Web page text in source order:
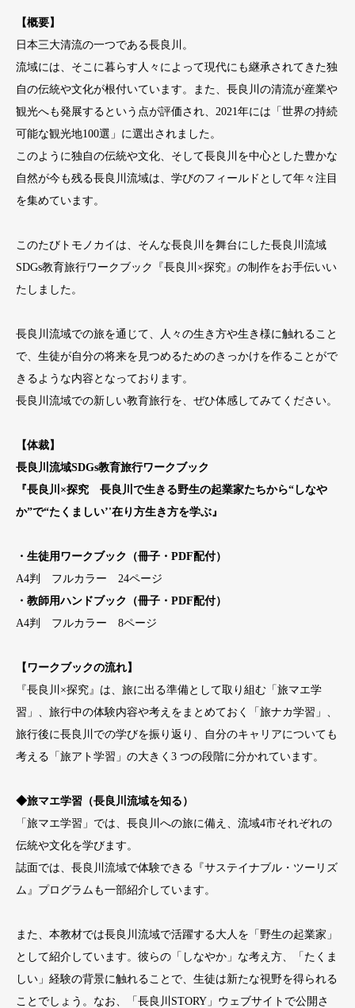
【概要】
日本三大清流の一つである長良川。
流域には、そこに暮らす人々によって現代にも継承されてきた独
自の伝統や文化が根付いています。また、長良川の清流が産業や
観光へも発展するという点が評価され、2021年には「世界の持続
可能な観光地100選」に選出されました。
このように独自の伝統や文化、そして長良川を中心とした豊かな
自然が今も残る長良川流域は、学びのフィールドとして年々注目
を集めています。
このたびトモノカイは、そんな長良川を舞台にした長良川流域
SDGs教育旅行ワークブック『長良川×探究』の制作をお手伝いい
たしました。
長良川流域での旅を通じて、人々の生き方や生き様に触れること
で、生徒が自分の将来を見つめるためのきっかけを作ることがで
きるような内容となっております。
長良川流域での新しい教育旅行を、ぜひ体感してみてください。
【体裁】
長良川流域SDGs教育旅行ワークブック
『長良川×探究 長良川で生きる野生の起業家たちから“しなや
か”で“たくましい’'在り方生き方を学ぶ』
・生徒用ワークブック（冊子・PDF配付）
A4判 フルカラー 24ページ
・教師用ハンドブック（冊子・PDF配付）
A4判 フルカラー 8ページ
【ワークブックの流れ】
『長良川×探究』は、旅に出る準備として取り組む「旅マエ学
習」、旅行中の体験内容や考えをまとめておく「旅ナカ学習」、
旅行後に長良川での学びを振り返り、自分のキャリアについても
考える「旅アト学習」の大きく3 つの段階に分かれています。
◆旅マエ学習（長良川流域を知る）
「旅マエ学習」では、長良川への旅に備え、流域4市それぞれの
伝統や文化を学びます。
誌面では、長良川流域で体験できる『サステイナブル・ツーリズ
ム』プログラムも一部紹介しています。
また、本教材では長良川流域で活躍する大人を「野生の起業家」
として紹介しています。彼らの「しなやか」な考え方、「たくま
しい」経験の背景に触れることで、生徒は新たな視野を得られる
ことでしょう。なお、「長良川STORY」ウェブサイトで公開さ